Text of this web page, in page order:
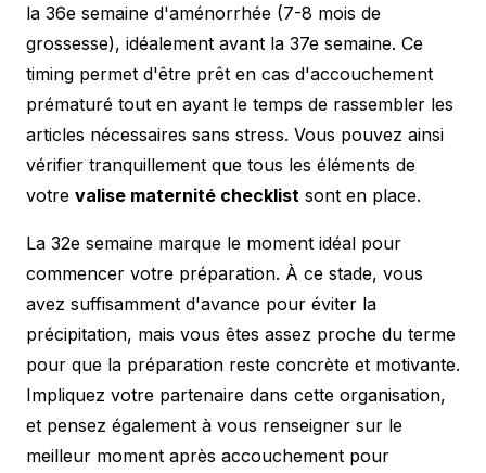
la 36e semaine d'aménorrhée (7-8 mois de
grossesse), idéalement avant la 37e semaine. Ce
timing permet d'être prêt en cas d'accouchement
prématuré tout en ayant le temps de rassembler les
articles nécessaires sans stress. Vous pouvez ainsi
vérifier tranquillement que tous les éléments de
votre valise maternité checklist sont en place.
La 32e semaine marque le moment idéal pour
commencer votre préparation. À ce stade, vous
avez suffisamment d'avance pour éviter la
précipitation, mais vous êtes assez proche du terme
pour que la préparation reste concrète et motivante.
Impliquez votre partenaire dans cette organisation,
et pensez également à vous renseigner sur le
meilleur moment après accouchement pour